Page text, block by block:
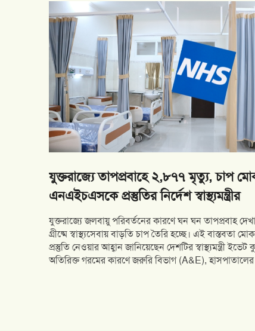
যুক্তরাজ্যে তাপপ্রবাহে ২,৮৭৭ মৃত্যু, চাপ মোকাবিলায়
এনএইচএসকে প্রস্তুতির নির্দেশ স্বাস্থ্যমন্ত্রীর
যুক্তরাজ্যে জলবায়ু পরিবর্তনের কারণে ঘন ঘন তাপপ্রবাহ
গ্রীষ্মে স্বাস্থ্যসেবায় বাড়তি চাপ তৈরি হচ্ছে। এই বাস্তবতা
প্রস্তুতি নেওয়ার আহ্বান জানিয়েছেন দেশটির স্বাস্থ্যমন্ত্রী
অতিরিক্ত গরমের কারণে জরুরি বিভাগ (A&E), হাসপাতালের